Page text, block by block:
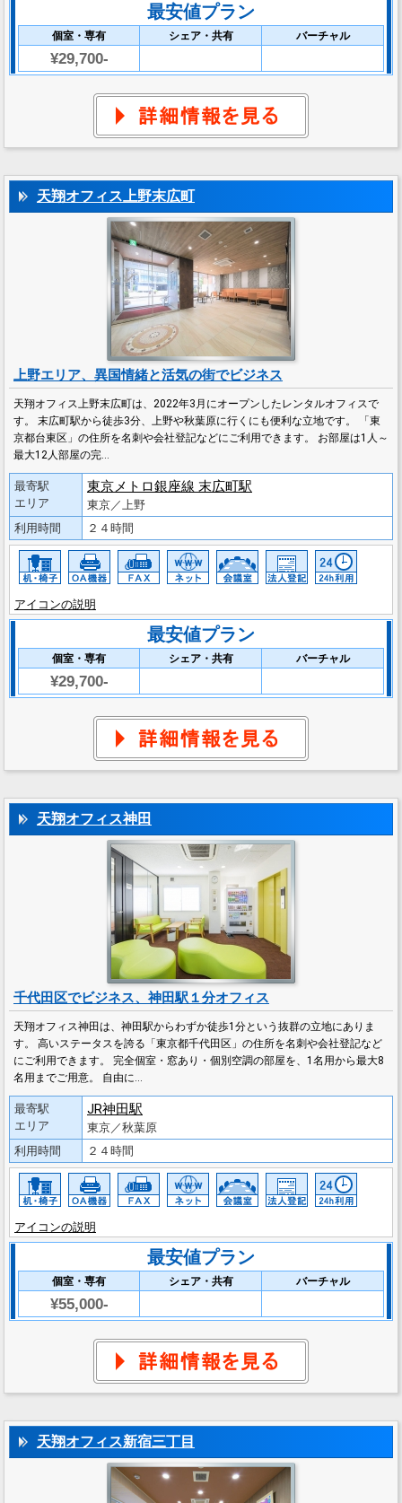
最安値プラン
個室・専有 シェア・共有 バーチャル
¥29,700-
天翔オフィス上野末広町
上野エリア、異国情緒と活気の街でビジネス
天翔オフィス上野末広町は、2022年3月にオープンしたレンタルオフィスで
す。 末広町駅から徒歩3分、上野や秋葉原に行くにも便利な立地です。 「東
京都台東区」の住所を名刺や会社登記などにご利用できます。 お部屋は1人～
最大12人部屋の完…
最寄駅
エリア
東京メトロ銀座線 末広町駅
東京／上野
利用時間
２４時間
アイコンの説明
最安値プラン
個室・専有 シェア・共有 バーチャル
¥29,700-
天翔オフィス神田
千代田区でビジネス、神田駅１分オフィス
天翔オフィス神田は、神田駅からわずか徒歩1分という抜群の立地にありま
す。 高いステータスを誇る「東京都千代田区」の住所を名刺や会社登記など
にご利用できます。 完全個室・窓あり・個別空調の部屋を、1名用から最大8
名用までご用意。 自由に…
最寄駅
エリア
JR神田駅
東京／秋葉原
利用時間
２４時間
アイコンの説明
最安値プラン
個室・専有 シェア・共有 バーチャル
¥55,000-
天翔オフィス新宿三丁目